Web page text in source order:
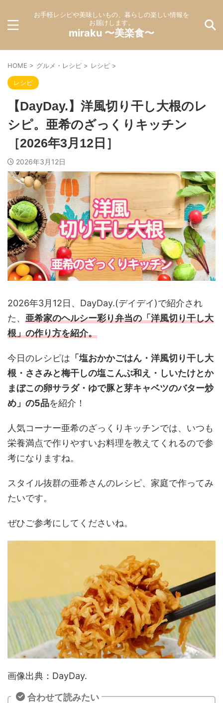
お手軽レシピや美味しいもの、暮らしの楽しい情報を
お届けします。
miraku 〜美楽食〜
HOME > グルメ・レシピ > レシピ >
レシピ
【DayDay.】洋風切り干し大根のレ
シピ。亜希のざっくりキッチン
［2026年3月12日］
2026年3月12日
2026年3月12日、DayDay.(デイデイ)で紹介され
た、 亜希家のヘルシー彩り弁当の「洋風切り干し大
根」の作り方を紹介。
今日のレシピは 「塩おかかごはん・洋風切り干し大
根・ささみと梅干しの塩こんぶ和え・しいたけとか
まぼこの卵サラダ・ゆで豚と芽キャベツのバター炒
め」の5品を紹介！
人気コーナー亜希のざっくりキッチンでは、いつも
栄養満点で作りやすいお料理を教えてくれるので参
考になりますね。
スタイル抜群の亜希さんのレシピ、家庭で作ってみ
たいです。
ぜひご参考にしてくださいね。
画像出典：DayDay.
合わせて読みたい